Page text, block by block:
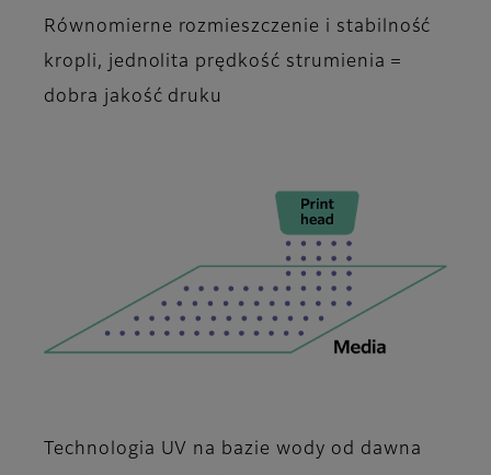
Równomierne rozmieszczenie i stabilność
kropli, jednolita prędkość strumienia =
dobra jakość druku
Technologia UV na bazie wody od dawna